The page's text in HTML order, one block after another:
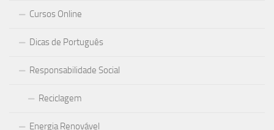
Cursos Online
Dicas de Português
Responsabilidade Social
Reciclagem
Energia Renovável